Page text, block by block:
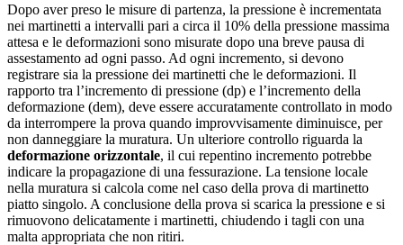
Dopo aver preso le misure di partenza, la pressione è incrementata
nei martinetti a intervalli pari a circa il 10% della pressione massima
attesa e le deformazioni sono misurate dopo una breve pausa di
assestamento ad ogni passo. Ad ogni incremento, si devono
registrare sia la pressione dei martinetti che le deformazioni. Il
rapporto tra l’incremento di pressione (dp) e l’incremento della
deformazione (dem), deve essere accuratamente controllato in modo
da interrompere la prova quando improvvisamente diminuisce, per
non danneggiare la muratura. Un ulteriore controllo riguarda la
deformazione orizzontale, il cui repentino incremento potrebbe
indicare la propagazione di una fessurazione. La tensione locale
nella muratura si calcola come nel caso della prova di martinetto
piatto singolo. A conclusione della prova si scarica la pressione e si
rimuovono delicatamente i martinetti, chiudendo i tagli con una
malta appropriata che non ritiri.